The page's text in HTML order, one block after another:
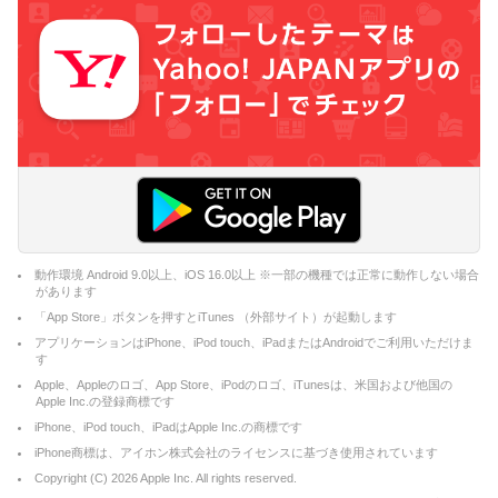
動作環境 Android 9.0以上、iOS 16.0以上 ※一部の機種では正常に動作しない場合
があります
「App Store」ボタンを押すとiTunes （外部サイト）が起動します
アプリケーションはiPhone、iPod touch、iPadまたはAndroidでご利用いただけま
す
Apple、Appleのロゴ、App Store、iPodのロゴ、iTunesは、米国および他国の
Apple Inc.の登録商標です
iPhone、iPod touch、iPadはApple Inc.の商標です
iPhone商標は、アイホン株式会社のライセンスに基づき使用されています
Copyright (C) 2026Apple Inc. All rights reserved.